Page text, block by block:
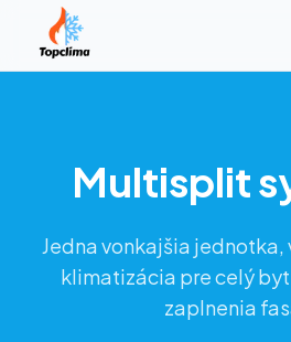
Multisplit
Jedna vonkajšia
klimatizácia pre celý
zaplnenia